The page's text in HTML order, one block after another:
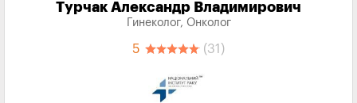
Турчак Александр Владимирович
Гинеколог, Онколог
5 (31)